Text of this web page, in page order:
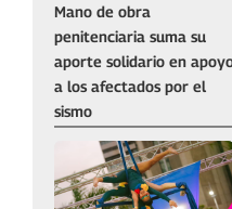
Mano de obra
penitenciaria suma su
aporte solidario en
a los afectados por el
sismo